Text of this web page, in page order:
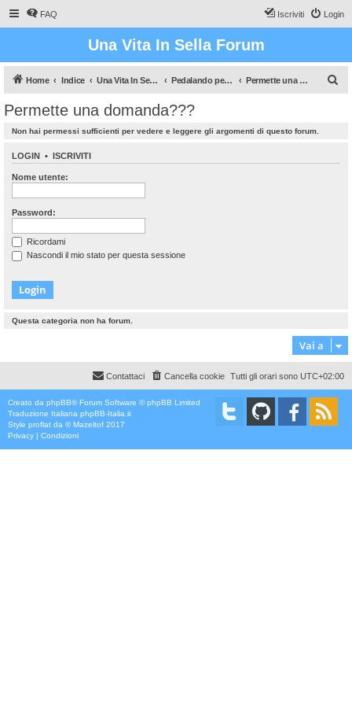
FAQ Login
Iscriviti
Una Vita In Sella Forum
Home Indice Una Vita In Sella (Il gioco che vi farà sudare!) Pedalando pedalando... Permette una domanda???
Permette una domanda???
Non hai permessi sufficienti per vedere e leggere gli argomenti di questo forum.
LOGIN • ISCRIVITI
Nome utente:
Password:
Ricordami
Nascondi il mio stato per questa sessione
Questa categoria non ha forum.
Vai a
Tutti gli orari sono UTC+02:00
Cancella cookie
Contattaci
Creato da phpBB® Forum Software © phpBB Limited
Traduzione Italiana phpBB-Italia.it
Style proflat da ©Mazeltof 2017
Privacy | Condizioni